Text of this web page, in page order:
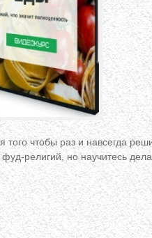
чтобы раз и навсегда
религий, но научитесь